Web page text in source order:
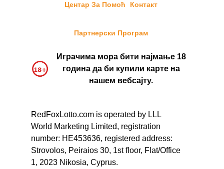
Центар За Помоћ Контакт
Партнерски Програм
Играчима мора бити најмање 18
година да би купили карте на
нашем вебсајту.
RedFoxLotto.com is operated by LLL
World Marketing Limited, registration
number: HE453636, registered address:
Strovolos, Peiraios 30, 1st floor, Flat/Office
1, 2023 Nikosia, Cyprus.